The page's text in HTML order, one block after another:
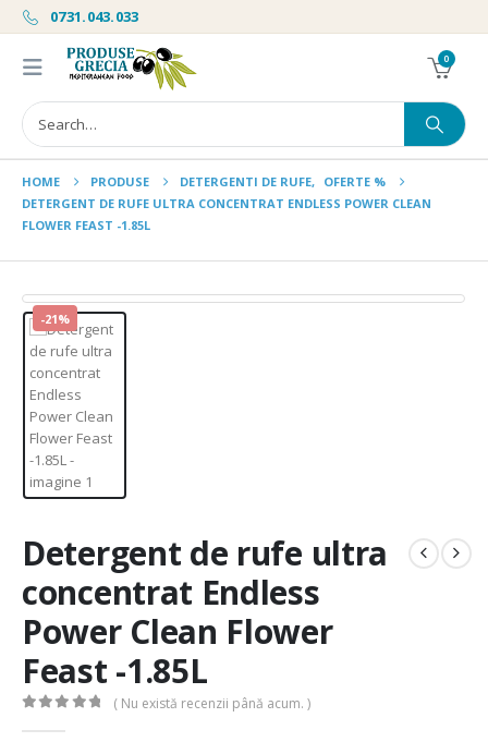
0731.043.033
0
HOME PRODUSE DETERGENTI DE RUFE, OFERTE %
DETERGENT DE RUFE ULTRA CONCENTRAT ENDLESS POWER CLEAN
FLOWER FEAST -1.85L
-21%
Detergent de rufe ultra
concentrat Endless
Power Clean Flower
Feast -1.85L
( Nu există recenzii până acum. )